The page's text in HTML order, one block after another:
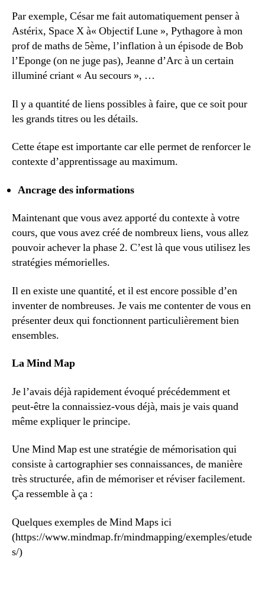
Par exemple, César me fait automatiquement penser à
Astérix, Space X à« Objectif Lune », Pythagore à mon
prof de maths de 5ème, l’inflation à un épisode de Bob
l’Eponge (on ne juge pas), Jeanne d’Arc à un certain
illuminé criant « Au secours », …
Il y a quantité de liens possibles à faire, que ce soit pour
les grands titres ou les détails.
Cette étape est importante car elle permet de renforcer le
contexte d’apprentissage au maximum.
Ancrage des informations
Maintenant que vous avez apporté du contexte à votre
cours, que vous avez créé de nombreux liens, vous allez
pouvoir achever la phase 2. C’est là que vous utilisez les
stratégies mémorielles.
Il en existe une quantité, et il est encore possible d’en
inventer de nombreuses. Je vais me contenter de vous en
présenter deux qui fonctionnent particulièrement bien
ensembles.
La Mind Map
Je l’avais déjà rapidement évoqué précédemment et
peut-être la connaissiez-vous déjà, mais je vais quand
même expliquer le principe.
Une Mind Map est une stratégie de mémorisation qui
consiste à cartographier ses connaissances, de manière
très structurée, afin de mémoriser et réviser facilement.
Ça ressemble à ça :
Quelques exemples de Mind Maps ici
(https://www.mindmap.fr/mindmapping/exemples/etude
s/)